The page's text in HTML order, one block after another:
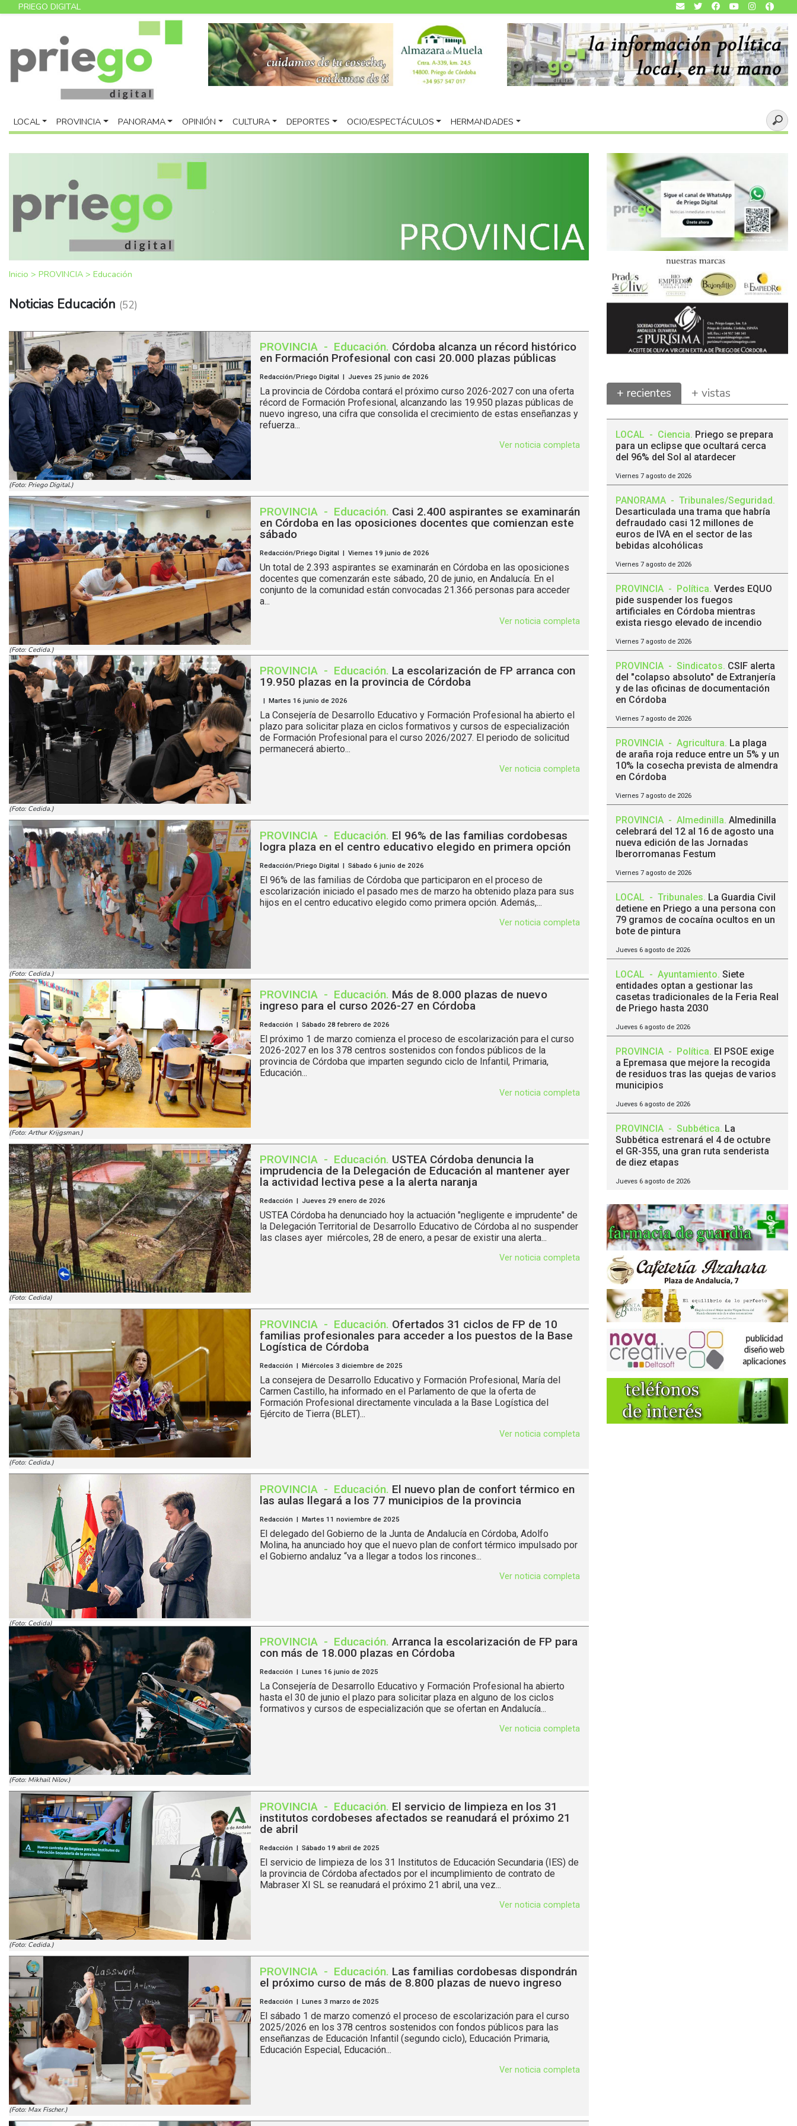
PRIEGO DIGITAL
LOCAL PROVINCIA PANORAMA OPINIÓN CULTURA DEPORTES OCIO/ESPECTÁCULOS HERMANDADES
Inicio > PROVINCIA > Educación
Noticias Educación (52)
(Foto: Priego Digital.)
PROVINCIA - Educación. Córdoba alcanza un récord histórico
en Formación Profesional con casi 20.000 plazas públicas
Redacción/Priego Digital | Jueves 25 junio de 2026
La provincia de Córdoba contará el próximo curso 2026-2027 con una oferta
récord de Formación Profesional, alcanzando las 19.950 plazas públicas de
nuevo ingreso, una cifra que consolida el crecimiento de estas enseñanzas y
refuerza...
Ver noticia completa
(Foto: Cedida.)
PROVINCIA - Educación. Casi 2.400 aspirantes se examinarán
en Córdoba en las oposiciones docentes que comienzan este
sábado
Redacción/Priego Digital | Viernes 19 junio de 2026
Un total de 2.393 aspirantes se examinarán en Córdoba en las oposiciones
docentes que comenzarán este sábado, 20 de junio, en Andalucía. En el
conjunto de la comunidad están convocadas 21.366 personas para acceder
a...
Ver noticia completa
(Foto: Cedida.)
PROVINCIA - Educación. La escolarización de FP arranca con
19.950 plazas en la provincia de Córdoba
| Martes 16 junio de 2026
La Consejería de Desarrollo Educativo y Formación Profesional ha abierto el
plazo para solicitar plaza en ciclos formativos y cursos de especialización
de Formación Profesional para el curso 2026/2027. El periodo de solicitud
permanecerá abierto...
Ver noticia completa
(Foto: Cedida.)
PROVINCIA - Educación. El 96% de las familias cordobesas
logra plaza en el centro educativo elegido en primera opción
Redacción/Priego Digital | Sábado 6 junio de 2026
El 96% de las familias de Córdoba que participaron en el proceso de
escolarización iniciado el pasado mes de marzo ha obtenido plaza para sus
hijos en el centro educativo elegido como primera opción. Además,...
Ver noticia completa
(Foto: Arthur Krijgsman.)
PROVINCIA - Educación. Más de 8.000 plazas de nuevo
ingreso para el curso 2026-27 en Córdoba
Redacción | Sábado 28 febrero de 2026
El próximo 1 de marzo comienza el proceso de escolarización para el curso
2026-2027 en los 378 centros sostenidos con fondos públicos de la
provincia de Córdoba que imparten segundo ciclo de Infantil, Primaria,
Educación...
Ver noticia completa
(Foto: Cedida)
PROVINCIA - Educación. USTEA Córdoba denuncia la
imprudencia de la Delegación de Educación al mantener ayer
la actividad lectiva pese a la alerta naranja
Redacción | Jueves 29 enero de 2026
USTEA Córdoba ha denunciado hoy la actuación "negligente e imprudente" de
la Delegación Territorial de Desarrollo Educativo de Córdoba al no suspender
las clases ayer miércoles, 28 de enero, a pesar de existir una alerta...
Ver noticia completa
(Foto: Cedida.)
PROVINCIA - Educación. Ofertados 31 ciclos de FP de 10
familias profesionales para acceder a los puestos de la Base
Logística de Córdoba
Redacción | Miércoles 3 diciembre de 2025
La consejera de Desarrollo Educativo y Formación Profesional, María del
Carmen Castillo, ha informado en el Parlamento de que la oferta de
Formación Profesional directamente vinculada a la Base Logística del
Ejército de Tierra (BLET)...
Ver noticia completa
(Foto: Cedida)
PROVINCIA - Educación. El nuevo plan de confort térmico en
las aulas llegará a los 77 municipios de la provincia
Redacción | Martes 11 noviembre de 2025
El delegado del Gobierno de la Junta de Andalucía en Córdoba, Adolfo
Molina, ha anunciado hoy que el nuevo plan de confort térmico impulsado por
el Gobierno andaluz “va a llegar a todos los rincones...
Ver noticia completa
(Foto: Mikhail Nilov.)
PROVINCIA - Educación. Arranca la escolarización de FP para
con más de 18.000 plazas en Córdoba
Redacción | Lunes 16 junio de 2025
La Consejería de Desarrollo Educativo y Formación Profesional ha abierto
hasta el 30 de junio el plazo para solicitar plaza en alguno de los ciclos
formativos y cursos de especialización que se ofertan en Andalucía...
Ver noticia completa
(Foto: Cedida.)
PROVINCIA - Educación. El servicio de limpieza en los 31
institutos cordobeses afectados se reanudará el próximo 21
de abril
Redacción | Sábado 19 abril de 2025
El servicio de limpieza de los 31 Institutos de Educación Secundaria (IES) de
la provincia de Córdoba afectados por el incumplimiento de contrato de
Mabraser XI SL se reanudará el próximo 21 abril, una vez...
Ver noticia completa
(Foto: Max Fischer.)
PROVINCIA - Educación. Las familias cordobesas dispondrán
el próximo curso de más de 8.800 plazas de nuevo ingreso
Redacción | Lunes 3 marzo de 2025
El sábado 1 de marzo comenzó el proceso de escolarización para el curso
2025/2026 en los 378 centros sostenidos con fondos públicos para las
enseñanzas de Educación Infantil (segundo ciclo), Educación Primaria,
Educación Especial, Educación...
Ver noticia completa
+ recientes + vistas
LOCAL - Ciencia. Priego se prepara
para un eclipse que ocultará cerca
del 96% del Sol al atardecer
Viernes 7 agosto de 2026
PANORAMA - Tribunales/Seguridad.
Desarticulada una trama que habría
defraudado casi 12 millones de
euros de IVA en el sector de las
bebidas alcohólicas
Viernes 7 agosto de 2026
PROVINCIA - Política. Verdes EQUO
pide suspender los fuegos
artificiales en Córdoba mientras
exista riesgo elevado de incendio
Viernes 7 agosto de 2026
PROVINCIA - Sindicatos. CSIF alerta
del "colapso absoluto" de Extranjería
y de las oficinas de documentación
en Córdoba
Viernes 7 agosto de 2026
PROVINCIA - Agricultura. La plaga
de araña roja reduce entre un 5% y un
10% la cosecha prevista de almendra
en Córdoba
Viernes 7 agosto de 2026
PROVINCIA - Almedinilla. Almedinilla
celebrará del 12 al 16 de agosto una
nueva edición de las Jornadas
Iberorromanas Festum
Viernes 7 agosto de 2026
LOCAL - Tribunales. La Guardia Civil
detiene en Priego a una persona con
79 gramos de cocaína ocultos en un
bote de pintura
Jueves 6 agosto de 2026
LOCAL - Ayuntamiento. Siete
entidades optan a gestionar las
casetas tradicionales de la Feria Real
de Priego hasta 2030
Jueves 6 agosto de 2026
PROVINCIA - Política. El PSOE exige
a Epremasa que mejore la recogida
de residuos tras las quejas de varios
municipios
Jueves 6 agosto de 2026
PROVINCIA - Subbética. La
Subbética estrenará el 4 de octubre
el GR-355, una gran ruta senderista
de diez etapas
Jueves 6 agosto de 2026